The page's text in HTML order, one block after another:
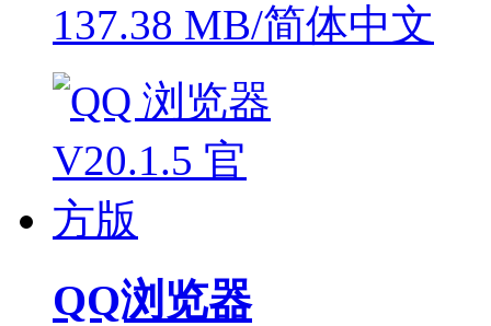
137.38 MB/简体中文
QQ浏览器